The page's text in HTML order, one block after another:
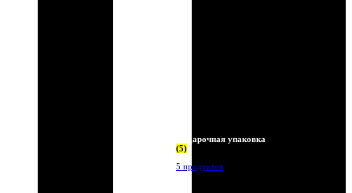
Подарочная упаковка
(5)
5 продуктов